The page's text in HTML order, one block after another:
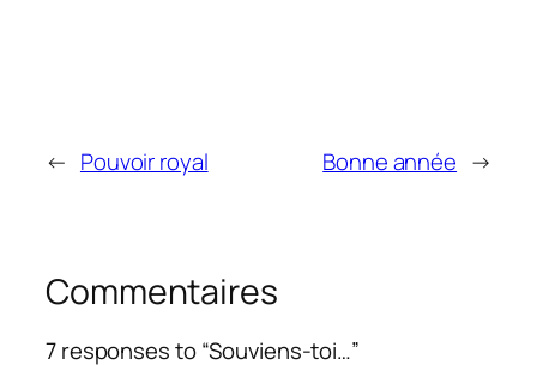
← Pouvoir royal Bonne année →
Commentaires
7 responses to “Souviens-toi…”